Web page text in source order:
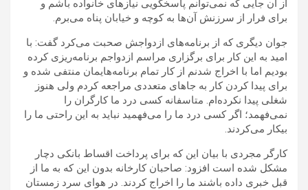
از آن جایی که نمی‌توانم پاسخگویی نیازهای خانواده باشم و
برای فرار از سرزنش آن‌ها به کوچه و خیابان پناه می‌برم.
جوان دیگری که از برنامه‌های ازدواجش صحبت می‌کرد گفت: با
امید به این کار برای برگزاری مراسم ازدواجم برنامه‌ریزی کرده
بودیم اما با اخراج شدنم از کار تمام برنامه‌‌هایمان منتفی شده و
برای پیدا کردن کار به جاهای متعددی مراجعه کردم ولی هنوز
شغلی پیدا نکرده‌ام. متاسفانه کسی درد ما کارگران را
نمی‌فهمد؛ اگر کسی درد ما را می‌فهمید نباید به این راحتی ما را
بیکار می‌کردند.
کارگر مجردی با بیان این که برای پرداخت اقساط بانکی دچار
مشکل شده است افزود: صاحبان کارخانه بدون این که به ما از
قبل خبری داده باشند ما را اخراج کردند. در هوای سرد زمستان